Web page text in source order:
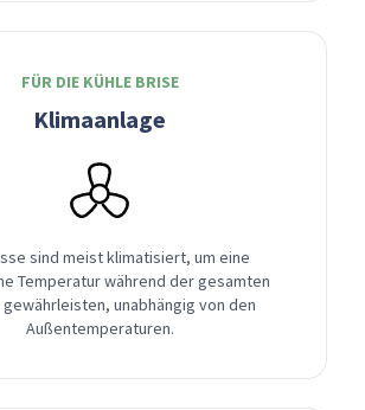
FÜR DIE KÜHLE BRISE
Klimaanlage
sind meist klimatisiert, um eine
Temperatur während der gesamten
gewährleisten, unabhängig von den
Außentemperaturen.